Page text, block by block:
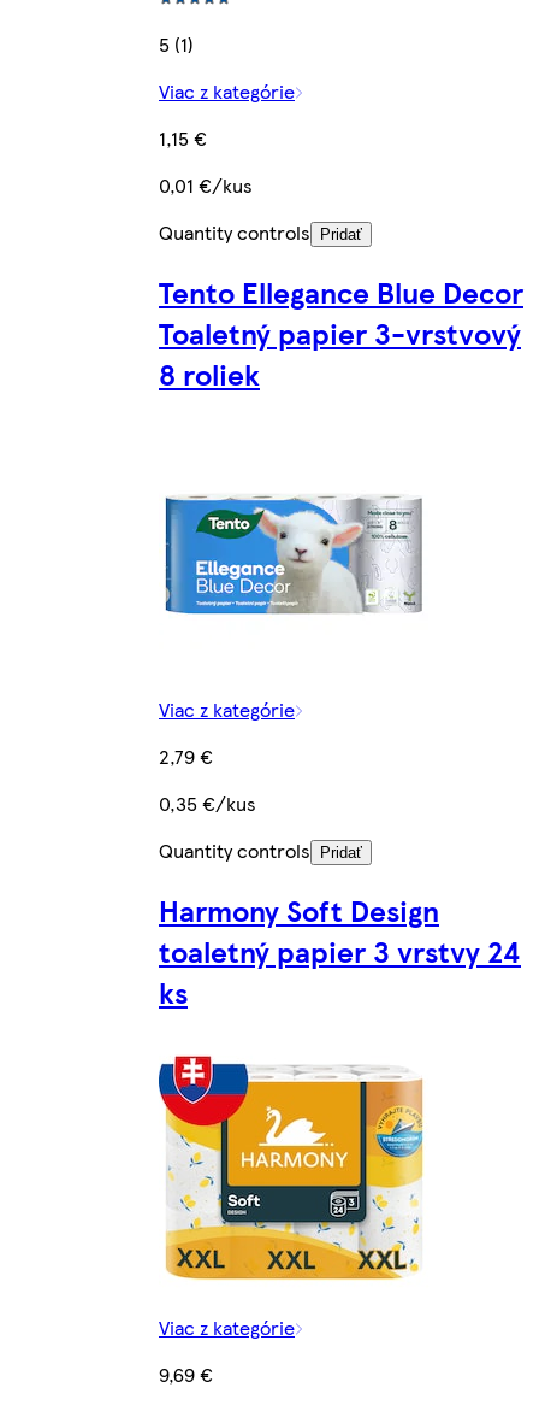
5 (1)
Viac z kategórie
1,15 €
0,01 €/kus
Quantity controls
Pridať
Tento Ellegance Blue Decor
Toaletný papier 3-vrstvový
8 roliek
Viac z kategórie
2,79 €
0,35 €/kus
Quantity controls
Pridať
Harmony Soft Design
toaletný papier 3 vrstvy 24
ks
Viac z kategórie
9,69 €